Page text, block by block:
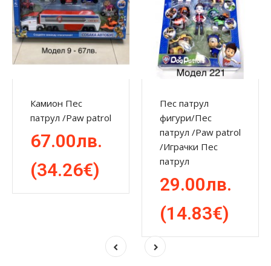
Камион Пес
патрул /Pаw patrol
67.00лв.
(34.26€)
Пес патрул
фигури/Пес
патрул /Paw patrol
/Играчки Пес
патрул
29.00лв.
(14.83€)